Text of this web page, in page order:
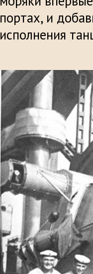
портах, и
исполнения